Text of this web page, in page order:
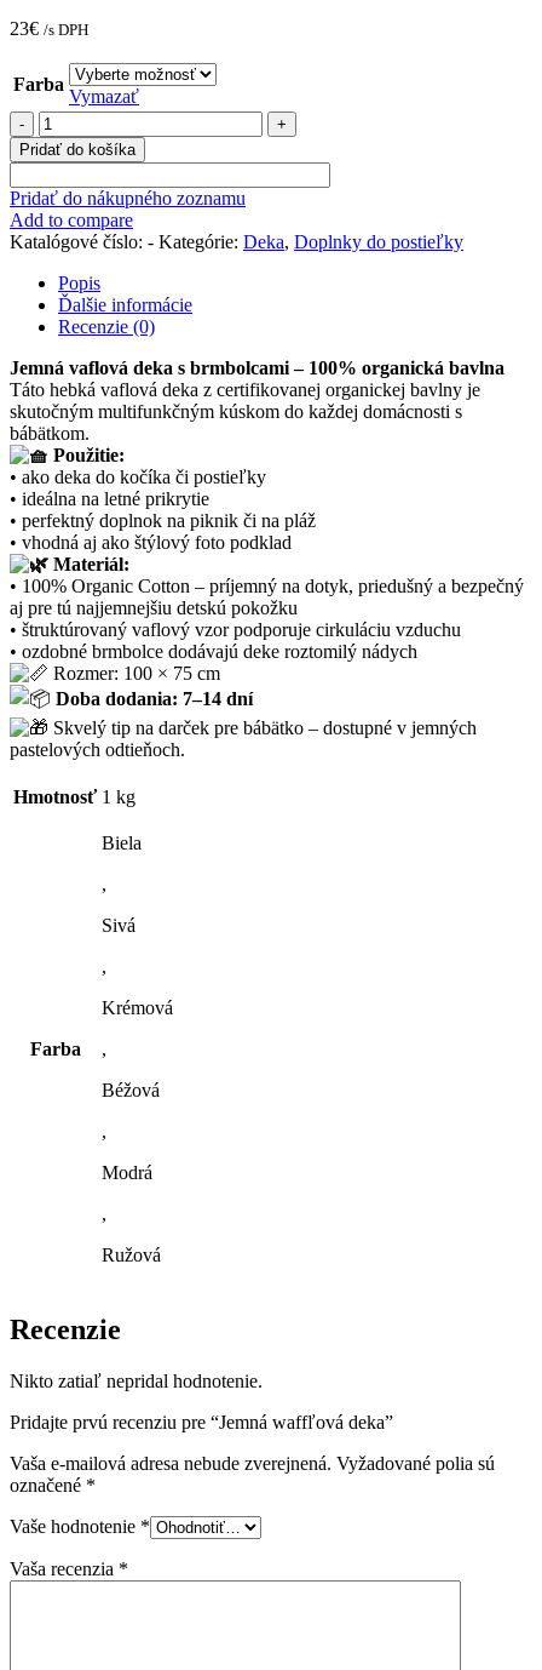
23€ /s DPH
Farba
Vymazať
množstvo
Jemná
waffľová
deka
Pridať do košíka
Pridať do nákupného zoznamu
Add to compare
Katalógové číslo: - Kategórie: Deka, Doplnky do postieľky
Popis
Ďalšie informácie
Recenzie (0)
Jemná vaflová deka s brmbolcami – 100% organická bavlna
Táto hebká vaflová deka z certifikovanej organickej bavlny je
skutočným multifunkčným kúskom do každej domácnosti s
bábätkom.
Použitie:
• ako deka do kočíka či postieľky
• ideálna na letné prikrytie
• perfektný doplnok na piknik či na pláž
• vhodná aj ako štýlový foto podklad
Materiál:
• 100% Organic Cotton – príjemný na dotyk, priedušný a bezpečný
aj pre tú najjemnejšiu detskú pokožku
• štruktúrovaný vaflový vzor podporuje cirkuláciu vzduchu
• ozdobné brmbolce dodávajú deke roztomilý nádych
Rozmer: 100 × 75 cm
Doba dodania: 7–14 dní
Skvelý tip na darček pre bábätko – dostupné v jemných
pastelových odtieňoch.
Hmotnosť 1 kg
Farba
Biela
,
Sivá
,
Krémová
,
Béžová
,
Modrá
,
Ružová
Recenzie
Nikto zatiaľ nepridal hodnotenie.
Pridajte prvú recenziu pre “Jemná waffľová deka”
Vaša e-mailová adresa nebude zverejnená. Vyžadované polia sú
označené *
Vaše hodnotenie *
Vaša recenzia *